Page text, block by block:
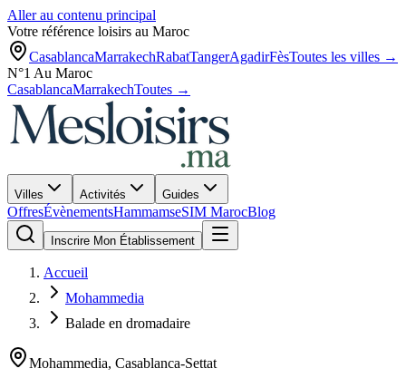
Aller au contenu principal
Votre référence loisirs au Maroc
CasablancaMarrakechRabatTangerAgadirFèsToutes les villes →
N°1 Au Maroc
CasablancaMarrakechToutes →
Villes Activités Guides
OffresÉvènementsHammamseSIM MarocBlog
Inscrire Mon Établissement
Accueil
Mohammedia
Balade en dromadaire
Mohammedia, Casablanca-Settat